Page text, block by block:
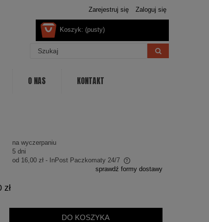
Zarejestruj się Zaloguj się
Koszyk: (pusty)
O NAS KONTAKT
na wyczerpaniu
5 dni
od 16,00 zł - InPost Paczkomaty 24/7
sprawdź formy dostawy
zł
DO KOSZYKA